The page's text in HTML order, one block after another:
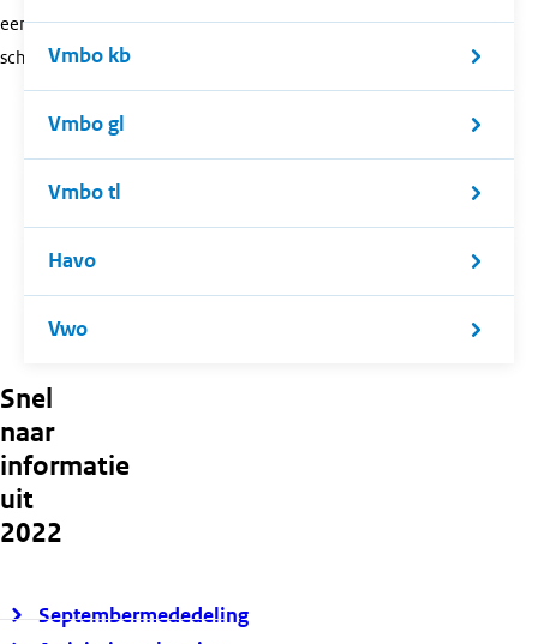
een
schoolsoort.
Vmbo kb
Vmbo gl
Vmbo tl
Havo
Vwo
Snel
naar
informatie
uit
2022
Septembermededeling